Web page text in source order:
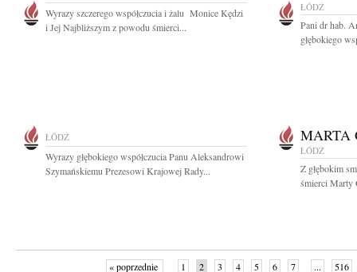
Wyrazy szczerego współczucia i żalu Monice Kędzi
i Jej Najbliższym z powodu śmierci...
ŁÓDŹ
Pani dr hab.
głębokiego
ŁÓDŹ
Wyrazy głębokiego współczucia Panu Aleksandrowi
Szymańskiemu Prezesowi Krajowej Rady...
MARTA
ŁÓDŹ
Z głębokim
śmierci Marty
« poprzednie 1 2 3 4 5 6 7 ... 516